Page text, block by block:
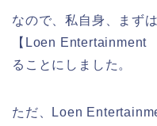
なので、私自身、まず
【Loen Entertainment
ることにしました。
ただ、Loen